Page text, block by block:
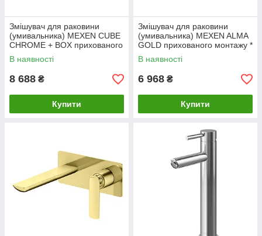
Змішувач для раковини
(умивальника) MEXEN CUBE
CHROME + BOX прихованого
монтажу
В наявності
8 688 ₴
Купити
Змішувач для раковини
(умивальника) MEXEN ALMA
GOLD прихованого монтажу *
В наявності
6 968 ₴
Купити